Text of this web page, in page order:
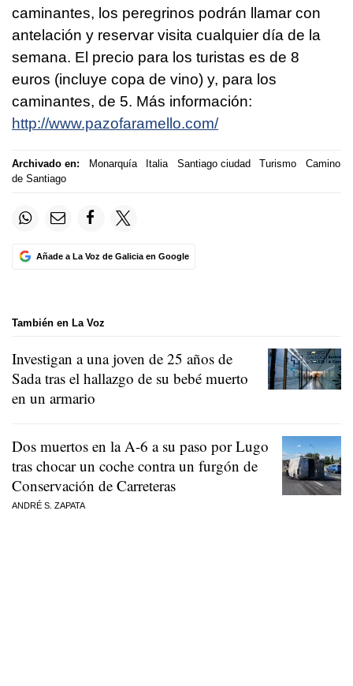
caminantes, los peregrinos podrán llamar con
antelación y reservar visita cualquier día de la
semana. El precio para los turistas es de 8
euros (incluye copa de vino) y, para los
caminantes, de 5. Más información:
http://www.pazofaramello.com/
Archivado en: Monarquía Italia Santiago ciudad Turismo
Camino
de Santiago
Añade a La Voz de Galicia en Google
También en La Voz
Investigan a una joven de 25 años de
Sada tras el hallazgo de su bebé muerto
en un armario
Dos muertos en la A-6 a su paso por Lugo
tras chocar un coche contra un furgón de
Conservación de Carreteras
ANDRÉ S. ZAPATA